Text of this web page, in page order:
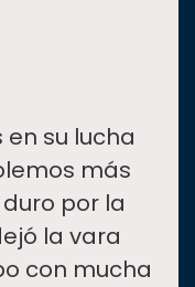
su lucha
más
por la
la vara
con mucha